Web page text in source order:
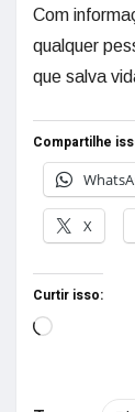
Com
qualquer
que salva
Compartilhe
X
Curtir isso: